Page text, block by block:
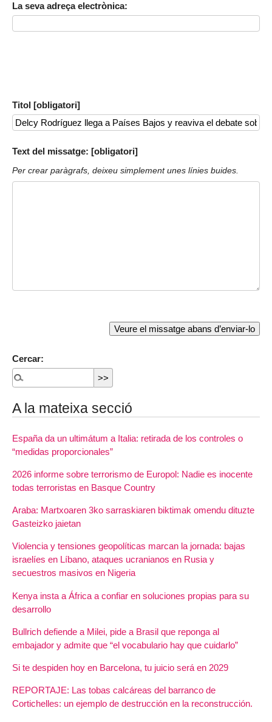
La seva adreça electrònica:
Titol [obligatori]
Text del missatge: [obligatori]
Per crear paràgrafs, deixeu simplement unes línies buides.
Cercar:
A la mateixa secció
España da un ultimátum a Italia: retirada de los controles o
“medidas proporcionales”
2026 informe sobre terrorismo de Europol: Nadie es inocente
todas terroristas en Basque Country
Araba: Martxoaren 3ko sarraskiaren biktimak omendu dituzte
Gasteizko jaietan
Violencia y tensiones geopolíticas marcan la jornada: bajas
israelíes en Líbano, ataques ucranianos en Rusia y
secuestros masivos en Nigeria
Kenya insta a África a confiar en soluciones propias para su
desarrollo
Bullrich defiende a Milei, pide a Brasil que reponga al
embajador y admite que “el vocabulario hay que cuidarlo”
Si te despiden hoy en Barcelona, tu juicio será en 2029
REPORTAJE: Las tobas calcáreas del barranco de
Cortichelles: un ejemplo de destrucción en la reconstrucción.